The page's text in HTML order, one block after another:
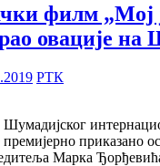
филм „Мој
овације
РТК
приказано
Марка